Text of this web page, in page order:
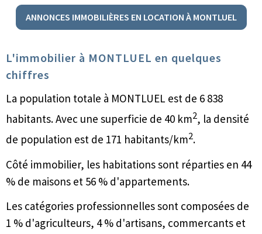
ANNONCES IMMOBILIÈRES EN LOCATION À MONTLUEL
L'immobilier à MONTLUEL en quelques
chiffres
La population totale à MONTLUEL est de 6 838
habitants. Avec une superficie de 40 km2, la densité
de population est de 171 habitants/km2.
Côté immobilier, les habitations sont réparties en 44
% de maisons et 56 % d'appartements.
Les catégories professionnelles sont composées de
1 % d'agriculteurs, 4 % d'artisans, commercants et